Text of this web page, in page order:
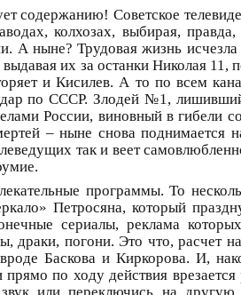
содержанию! Советское
колхозах, выбирая,
А ныне? Трудовая жизнь
выдавая их за останки Николая
и Кисилев. А то по всем
по СССР. Злодей №1,
России, виновный в гибели
– ныне снова поднимается
так и веет
программы. То
Петросяна, который
сериалы, реклама
драки, погони. Это что, расчет
Баскова и Киркорова. И,
по ходу действия врезается
или переключись на